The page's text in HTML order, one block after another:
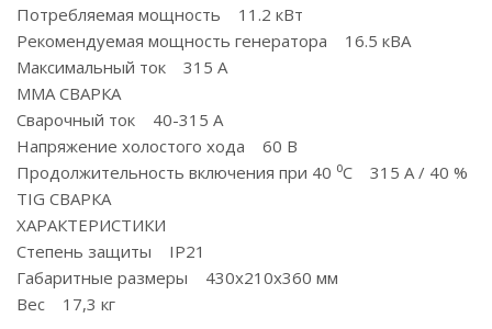
Потребляемая мощность 11.2 кВт
Рекомендуемая мощность генератора 16.5 кВА
Максимальный ток 315 А
MMA СВАРКА
Сварочный ток 40-315 А
Напряжение холостого хода 60 В
Продолжительность включения при 40 ⁰С 315 А / 40 %
TIG СВАРКА
ХАРАКТЕРИСТИКИ
Степень защиты IP21
Габаритные размеры 430x210x360 мм
Вес 17,3 кг